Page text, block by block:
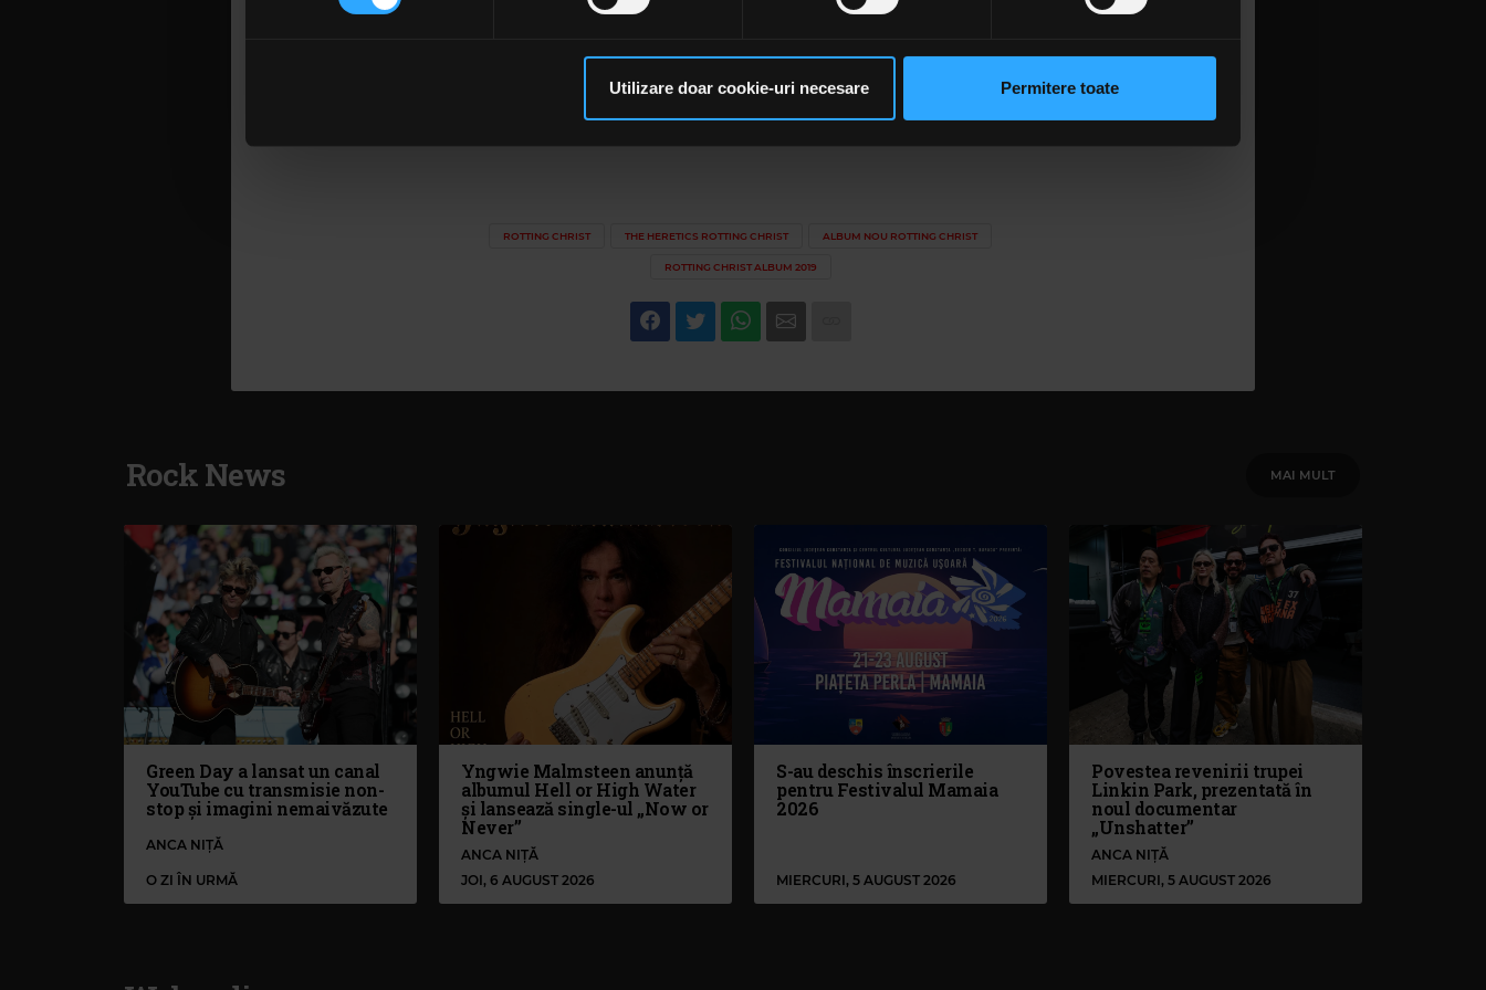
traficul. De asemenea, le oferim partenerilor de rețele sociale, de publicitate și de analize informații cu privire la modul în
care folosiți site-ul nostru. Aceștia le pot combina cu alte informații oferite de dvs. sau culese în urma folosirii serviciilor
Utilizare doar cookie-uri necesare Permitere toate
ROTTING CHRIST THE HERETICS ROTTING CHRIST ALBUM NOU ROTTING CHRIST
ROTTING CHRIST ALBUM 2019
Rock News MAI MULT
Green Day a lansat un canal
YouTube cu transmisie non-
stop și imagini nemaivăzute
ANCA NIȚĂ
O ZI ÎN URMĂ
Yngwie Malmsteen anunță
albumul Hell or High Water
și lansează single-ul „Now or
Never”
ANCA NIȚĂ
JOI, 6 AUGUST 2026
S-au deschis înscrierile
pentru Festivalul Mamaia
2026
MIERCURI, 5 AUGUST 2026
Povestea revenirii trupei
Linkin Park, prezentată în
noul documentar
„Unshatter”
ANCA NIȚĂ
MIERCURI, 5 AUGUST 2026